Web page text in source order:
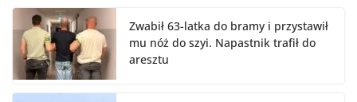
Zwabił 63-latka do bramy i przystawił
mu nóż do szyi. Napastnik trafił do
aresztu